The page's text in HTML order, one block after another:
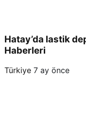
Hatay’da lastik
Haberleri
Türkiye 7 ay önce